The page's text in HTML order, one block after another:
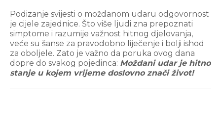
Podizanje svijesti o moždanom udaru odgovornost
je cijele zajednice. Što više ljudi zna prepoznati
simptome i razumije važnost hitnog djelovanja,
veće su šanse za pravodobno liječenje i bolji ishod
za oboljele. Zato je važno da poruka ovog dana
dopre do svakog pojedinca: Moždani udar je hitno
stanje u kojem vrijeme doslovno znači život!